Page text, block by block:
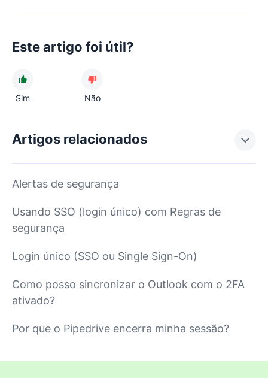
Este artigo foi útil?
Sim Não
Artigos relacionados
Alertas de segurança
Usando SSO (login único) com Regras de
segurança
Login único (SSO ou Single Sign-On)
Como posso sincronizar o Outlook com o 2FA
ativado?
Por que o Pipedrive encerra minha sessão?